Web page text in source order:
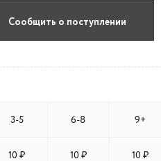
Сообщить о поступлении
3-5 6-8 9+
10 ₽ 10 ₽ 10 ₽